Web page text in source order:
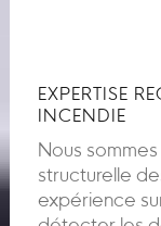
EXPERTISE
INCENDIE
Nous
structurelle
expérience